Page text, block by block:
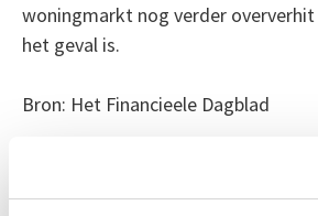
woningmarkt nog verder
het geval is.
Bron: Het Financieele Dagblad
Boeiend verhaal?
in deze opleidingen: